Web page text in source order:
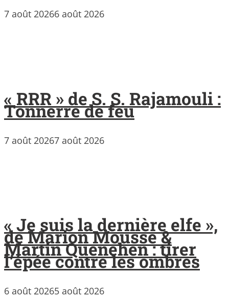
7 août 20266 août 2026
« RRR » de S. S. Rajamouli :
Tonnerre de feu
7 août 20267 août 2026
« Je suis la dernière elfe »,
de Marion Mousse &
Martin Quenehen : tirer
l’épée contre les ombres
6 août 20265 août 2026